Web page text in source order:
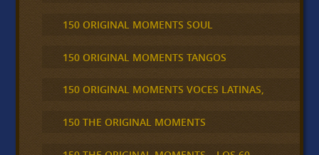
150 ORIGINAL MOMENTS SOUL
150 ORIGINAL MOMENTS TANGOS
150 ORIGINAL MOMENTS VOCES LATINAS,
150 THE ORIGINAL MOMENTS